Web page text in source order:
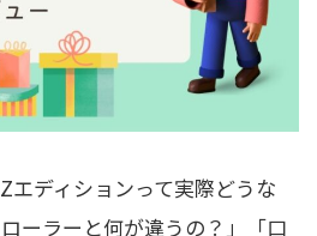
エディションって実際どうな
ーラーと何が違うの？」「口